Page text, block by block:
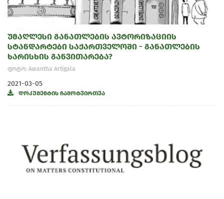
უმაღლესი განათლების ავტორიზაციის
სტანდარტები საქართველოში - განათლების
ხარისხის განვითარება?
ფოტო: Awantha Artigala
2021-03-05
დოკუმენტის ჩამოტვირთვა